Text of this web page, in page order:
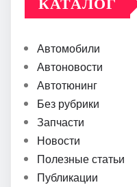
КАТАЛОГ
Автомобили
Автоновости
Автотюнинг
Без рубрики
Запчасти
Новости
Полезные статьи
Публикации